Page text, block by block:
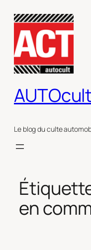
contenu
Le blog du culte
en